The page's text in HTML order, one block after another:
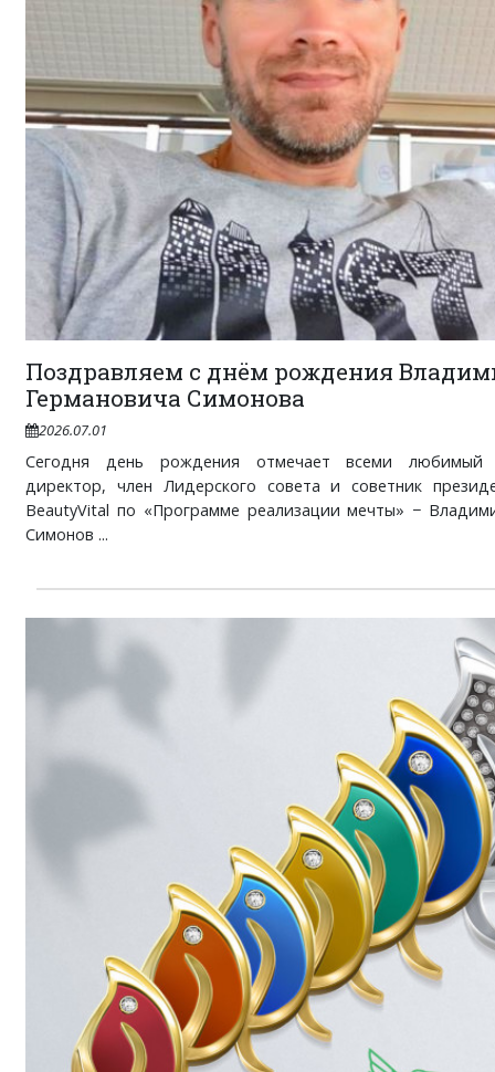
Поздравляем с днём рождения
Германовича Симонова
2026.07.01
Сегодня день рождения отмечает всеми любимый
директор, член Лидерского совета и советник
BeautyVital по «Программе реализации мечты» −
Симонов ...